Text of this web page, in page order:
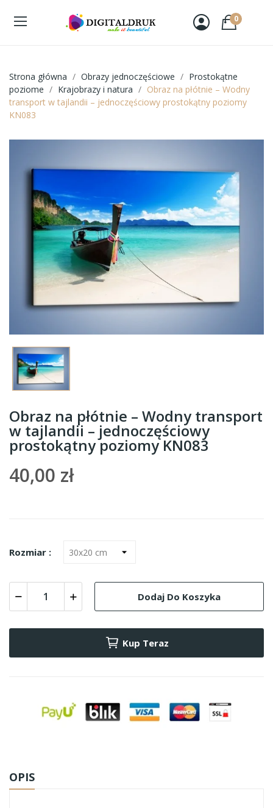
0
Strona główna Obrazy jednoczęściowe
Prostokątne
poziome
Krajobrazy i natura
Obraz na płótnie – Wodny
transport w tajlandii – jednoczęściowy prostokątny poziomy
KN083
Obraz na płótnie – Wodny transport
w tajlandii – jednoczęściowy
prostokątny poziomy KN083
40,00 zł
Rozmiar :
Dodaj Do Koszyka
Kup Teraz
OPIS